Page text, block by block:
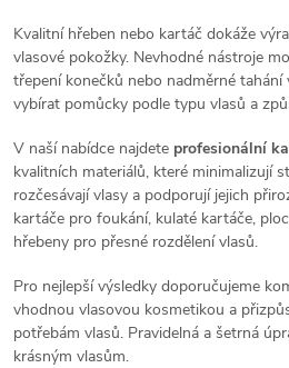
d
a
c
í
p
r
v
k
á
n
k
v
á
n
í
Kvalitní hřeben nebo kartáč dokáže
vlasové pokožky. Nevhodné nástroje
třepení konečků nebo nadměrné
vybírat pomůcky podle typu vlasů a
V naší nabídce najdete profesionální
kvalitních materiálů, které minimalizují
rozčesávají vlasy a podporují jejich
kartáče pro foukání, kulaté kartáče,
hřebeny pro přesné rozdělení vlasů.
Pro nejlepší výsledky doporučujeme
vhodnou vlasovou kosmetikou a
potřebám vlasů. Pravidelná a šetrná
krásným vlasům.